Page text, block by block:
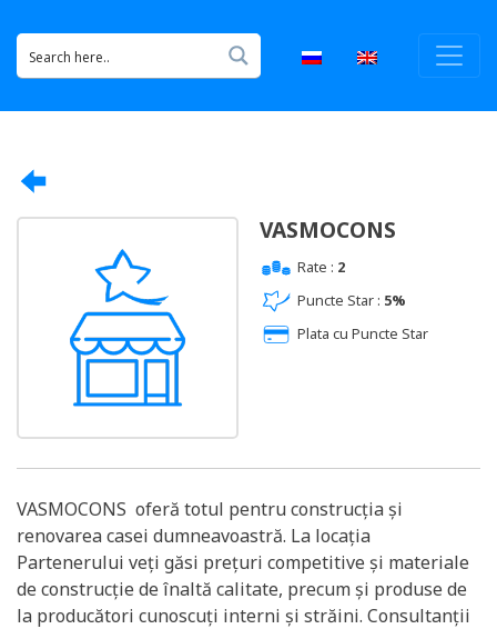
VASMOCONS
Rate : 2
Puncte Star : 5%
Plata cu Puncte Star
VASMOCONS oferă totul pentru construcția și
renovarea casei dumneavoastră. La locația
Partenerului veți găsi prețuri competitive și materiale
de construcție de înaltă calitate, precum și produse de
la producători cunoscuți interni și străini. Consultanții